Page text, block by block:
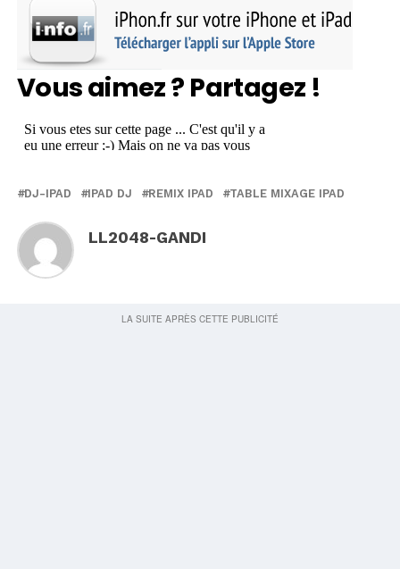
Vous aimez ? Partagez !
DJ-IPAD IPAD DJ REMIX IPAD TABLE MIXAGE IPAD
LL2048-GANDI